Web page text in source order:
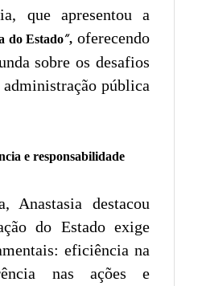
que apresentou a
do Estado”, oferecendo
sobre os desafios
administração pública
e responsabilidade
Anastasia destacou
do Estado exige
eficiência na
nas ações e